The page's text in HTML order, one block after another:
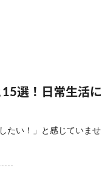
選！日常生活に
たい！」と感じていませ